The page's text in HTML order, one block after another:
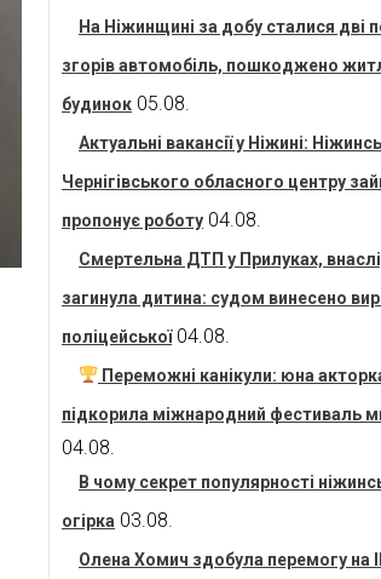
На Ніжинщині за добу сталися дві
згорів автомобіль, пошкоджено
будинок 05.08.
Актуальні вакансії у Ніжині:
Чернігівського обласного центру
пропонує роботу 04.08.
Смертельна ДТП у Прилуках,
загинула дитина: судом винесено
поліцейської 04.08.
Переможні канікули: юна
підкорила міжнародний фестиваль
04.08.
В чому секрет популярності
огірка 03.08.
Олена Хомич здобула перемогу на